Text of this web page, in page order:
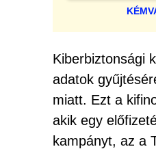
Kiberbiztonsági
adatok
miatt. Ezt a
akik egy
kampányt, az a